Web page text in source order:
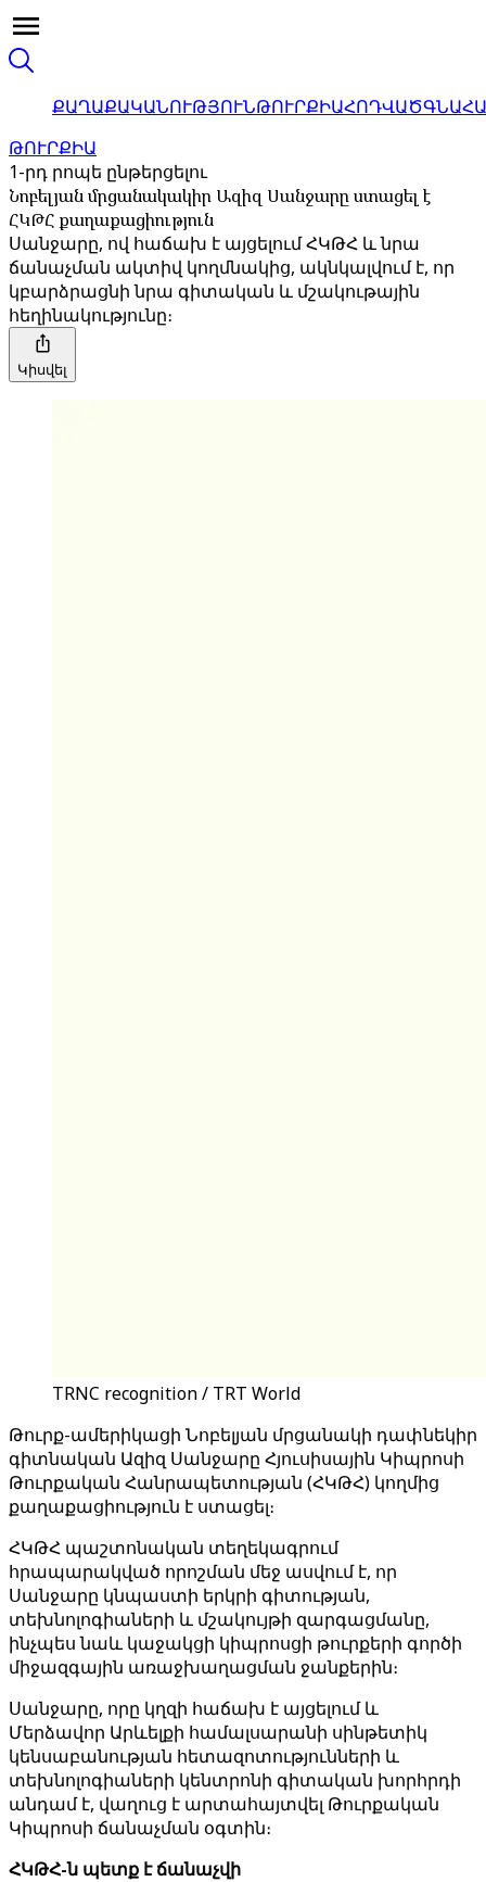
ՔԱՂԱՔԱԿԱՆՈՒԹՅՈՒՆԹՈՒՐՔԻԱՀՈԴՎԱԾ
ԹՈՒՐՔԻԱ
1-րդ րոպե ընթերցելու
Նոբելյան մրցանակակիր Ազիզ Սանջարը ստացել է
ՀԿԹՀ քաղաքացիություն
Սանջարը, ով հաճախ է այցելում ՀԿԹՀ և նրա
ճանաչման ակտիվ կողմնակից, ակնկալվում է, որ
կբարձրացնի նրա գիտական և մշակութային
հեղինակությունը։
Կիսվել
TRNC recognition / TRT World
Թուրք-ամերիկացի Նոբելյան մրցանակի դափնեկիր
գիտնական Ազիզ Սանջարը Հյուսիսային Կիպրոսի
Թուրքական Հանրապետության (ՀԿԹՀ) կողմից
քաղաքացիություն է ստացել։
ՀԿԹՀ պաշտոնական տեղեկագրում
հրապարակված որոշման մեջ ասվում է, որ
Սանջարը կնպաստի երկրի գիտության,
տեխնոլոգիաների և մշակույթի զարգացմանը,
ինչպես նաև կաջակցի կիպրոսցի թուրքերի գործի
միջազգային առաջխաղացման ջանքերին։
Սանջարը, որը կղզի հաճախ է այցելում և
Մերձավոր Արևելքի համալսարանի սինթետիկ
կենսաբանության հետազոտությունների և
տեխնոլոգիաների կենտրոնի գիտական խորհրդի
անդամ է, վաղուց է արտահայտվել Թուրքական
Կիպրոսի ճանաչման օգտին։
ՀԿԹՀ-ն պետք է ճանաչվի